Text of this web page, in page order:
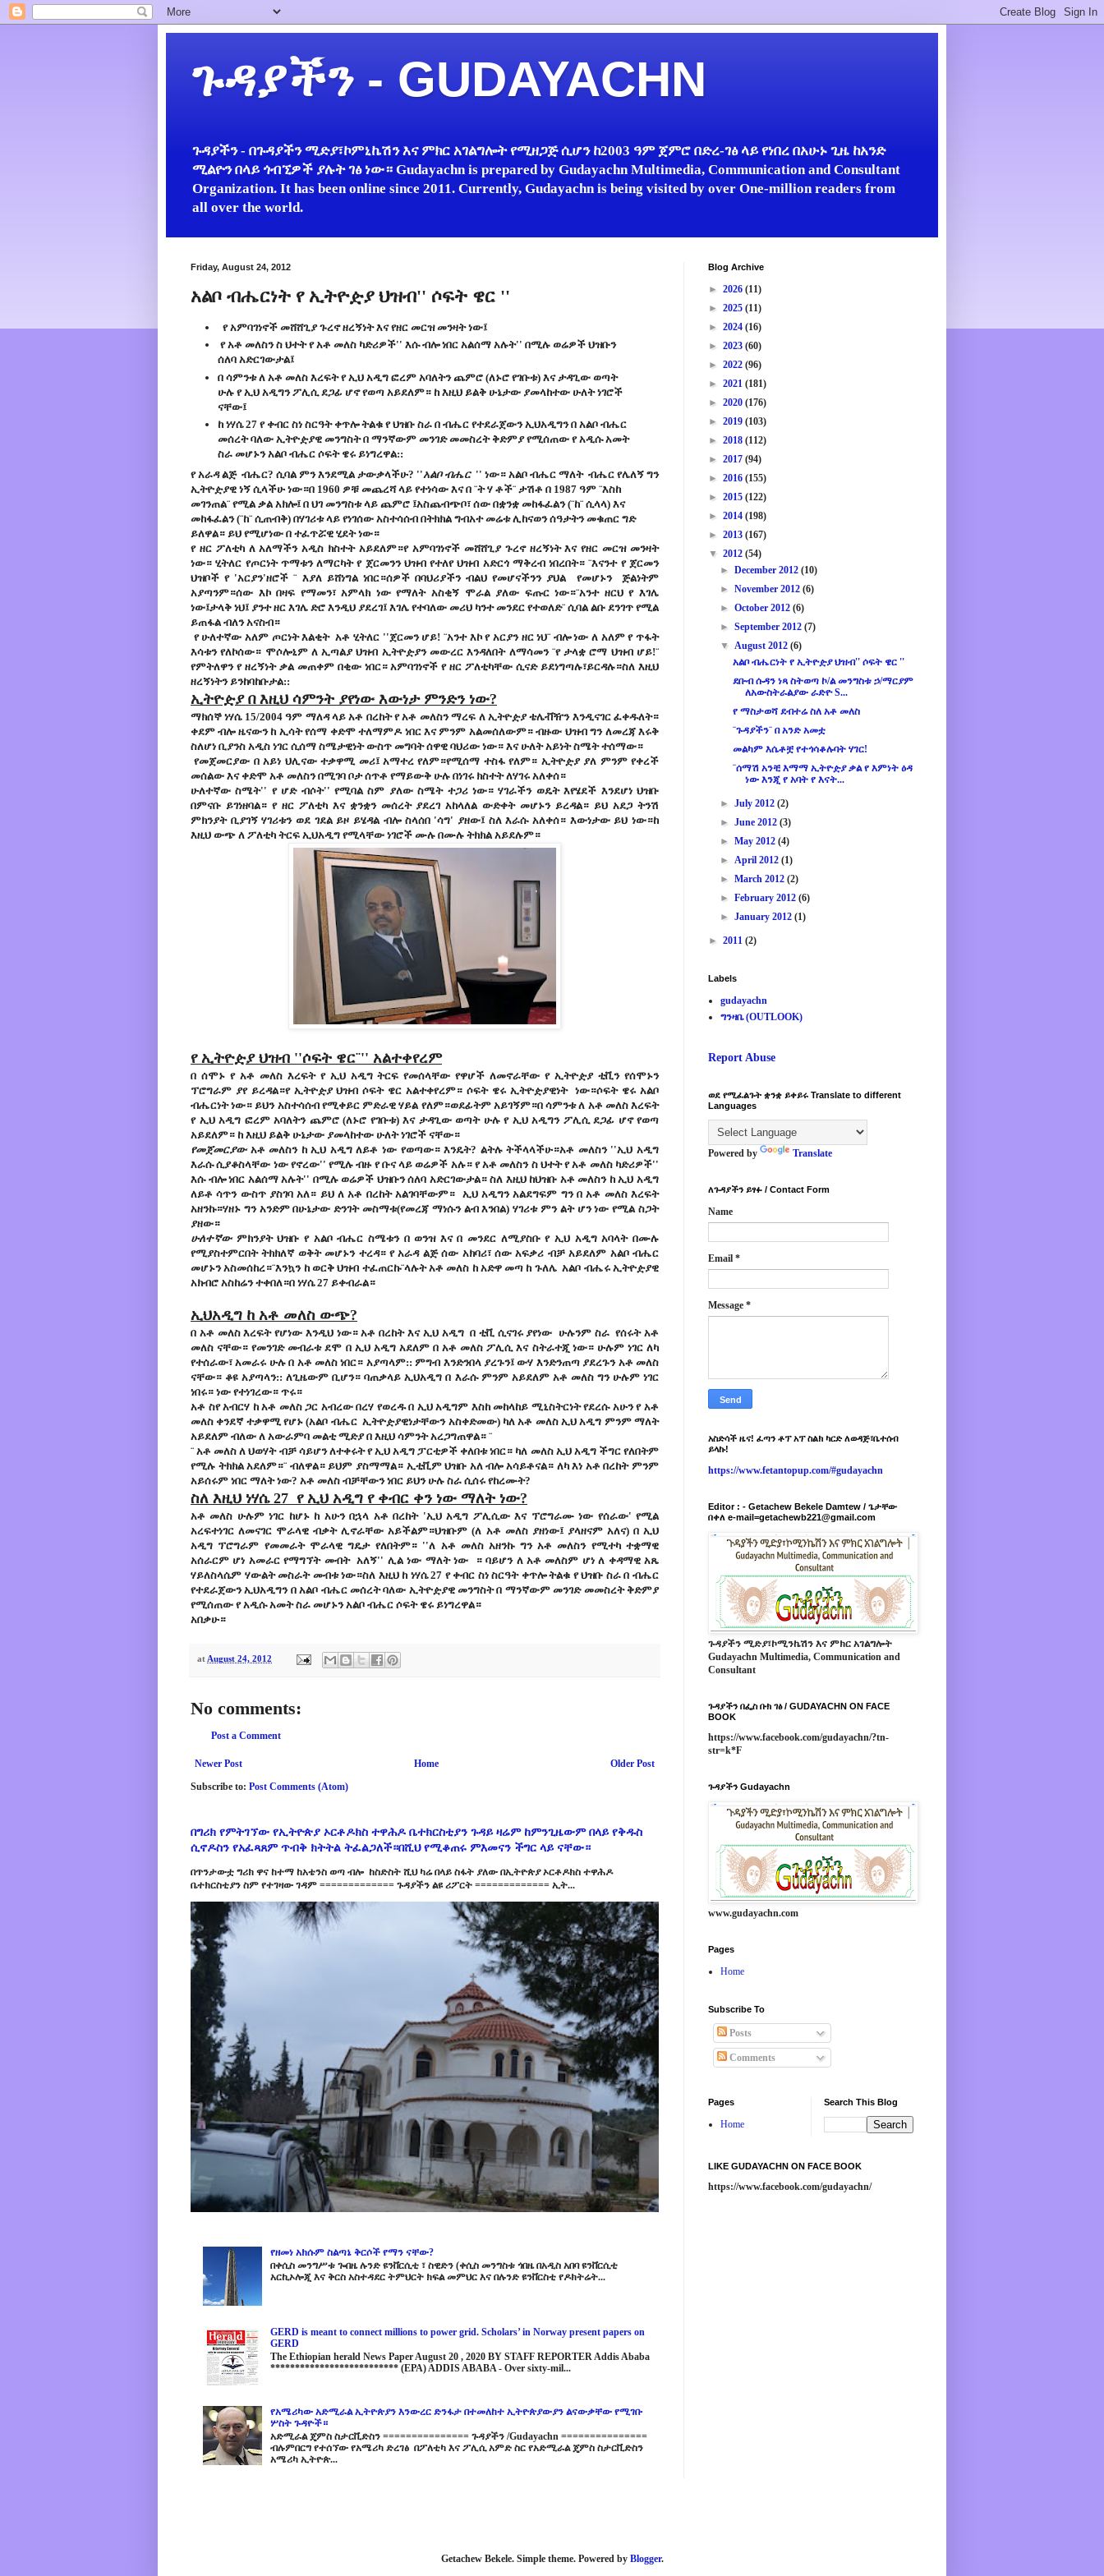
ጉዳያችን - GUDAYACHN
ጉዳያችን - በጉዳያችን ሚድያ፣ኮምኒኬሽን እና ምክር አገልግሎት የሚዘጋጅ ሲሆን ከ2003 ዓም ጀምሮ በድረ-ገፅ ላይ የነበረ በአሁኑ ጊዜ ከአንድ
ሚልዮን በላይ ጎብኚዎች ያሉት ገፅ ነው። Gudayachn is prepared by Gudayachn Multimedia, Communication and Consultant
Organization. It has been online since 2011. Currently, Gudayachn is being visited by over One-million readers from
all over the world.
Friday, August 24, 2012
አልቦ ብሔርነት የ ኢትዮዽያ ህዝብ'' ሶፍት ዌር ''
የ አምባገነኖች መሸሸጊያ ጉረኖ ዘረኝነት እና የዘር መርዝ መንዛት ነው፤
የ አቶ መለስን ስ ህተት የ አቶ መለስ ካድሪዎች'' እሱ ብሎ ነበር አልሰማ አሉት'' በሚሉ ወሬዎች ህዝቡን
ሰለባ አድርገውታል፤
በ ሳምንቱ ለ አቶ መለስ እረፍት የ ኢህ አዲግ ፎረም አባለትን ጨምሮ (ለኑሮ የገቡቱ) እና ታዳጊው ወጣት
ሁሉ የ ኢህ አዲግን ፖሊሲ ደጋፊ ሆኖ የወጣ አይደለም። ከ እዚህ ይልቅ ሁኔታው ያመላከተው ሁለት ነገሮች
ናቸው፤
ከ ነሃሴ 27 የ ቀብር ስነ ስርዓት ቀጥሎ ትልቁ የ ህዝቡ ስራ በ ብሔር የተደራጀውን ኢህአዲግን በ አልቦ ብሔር
መሰረት ባለው ኢትዮዽያዊ መንግስት በ ማንኛውም መንገድ መመስረት ቅድምያ የሚሰጠው የ አዲሱ አመት
ስራ መሆኑን አልቦ ብሔር ሶፍት ዌሩ ይነግረዋል::
የ አራዳ ልጅ ብሔር? ሲባል ምን እንደሚል ታውቃላችሁ? ''አልቦ ብሔር'' ነው። አልቦ ብሔር ማለት ብሔር የሌለኝ ግን
ኢትዮዽያዊ ነኝ ሲላችሁ ነው።በ 1960 ዎቹ መጨረሻ ላይ የተነሳው እና በ ¨ት ሃ ቶች¨ ታሽቶ በ 1987 ዓም ¨እስከ
መገንጠል¨ የሚል ቃል አክሎ፤ በ ህገ መንግስቱ ላይ ጨምሮ ፤አስጨብጭቦ፣ ሰው በቋንቋ መከፋፈልን (¨ከ¨ ሲላላ) እና
መከፋፈልን (¨ከ¨ ሲጠብቅ) በሃገሪቱ ላይ የነገሰው አስተሳሰብ በትክክል ግብአተ መሬቱ ሊከናወን ሰዓታትን መቁጠር ግድ
ይለዋል። ይህ የሚሆነው በ ተፈጥሯዊ ሂደት ነው።
የ ዘር ፖለቲካ ለ አለማችን አዲስ ክስተት አይደለም።የ አምባገነኖች መሸሸጊያ ጉረኖ ዘረኝነት እና የዘር መርዝ መንዛት
ነው። ሂትለር የጦርነት ጥማቱን ለማርካት የ ጀርመንን ህዝብ የተለየ ህዝብ አድርጎ ማቅረብ ነበረበት። ¨እናንተ የ ጀርመን
ህዝቦች የ 'አርያን'ዘሮች ¨ እያለ ይሸነግል ነበር።ሰዎች በባህሪያችን ብልህ የመሆናችንን ያህል የመሆኑን ጅልነትም
አያጣንም።ሰው እኮ በዛፍ የማመን፣ አምላክ ነው የማለት አስቂኝ ሞራል ያለው ፍጡር ነው።¨አንተ ዘርህ የ እገሌ
ነው፤ታላቅ ነህ፤ ያንተ ዘር እገሌ ድሮ እንዲህ ያደረገ፤ እገሌ የተባለው መሪህ ካንተ መንደር የተወለድ¨ ሲባል ልቡ ደንገጥ የሚል
ይጠፋል ብለን አናስብ።
የ ሁለተኛው አለም ጦርነት እልቂት አቶ ሂትለር ''ጀርመን ሆይ! ¨አንተ እኮ የ አርያን ዘር ነህ¨ ብሎ ነው ለ አለም የ ጥፋት
እሳቱን የለኮሰው። ሞሶሎኒም ለ ኢጣልያ ህዝብ ኢትዮዽያን መውረር እንዳለበት ለማሳመን ¨የ ታላቋ ሮማ ህዝብ ሆይ!¨
የምትለዋን የ ዘረኝነት ቃል መጠቀም በቂው ነበር። አምባገነኖች የ ዘር ፖለቲካቸው ሲናድ ይደነግጣሉ፣ይርዳሉ።ስለ እዚህ
ዘረኝነትን ይንከባከቡታል::
ኢትዮዽያ በ እዚህ ሳምንት ያየነው እውነታ ምንድን ነው?
ማክሰኞ ነሃሴ 15/2004 ዓም ማለዳ ላይ አቶ በረከት የ አቶ መለስን ማረፍ ለ ኢትዮዽያ ቴሌቭዥን እንዲናገር ፈቀዱለት።
ቀደም ብሎ ዜናውን ከ ኢሳት የሰማ ቀድሞ ተለማምዶ ነበር እና ምንም አልመሰለውም። ብዙው ህዝብ ግን ለመረጃ እሩቅ
ስለሆነ ቢያንስ አዲስ ነገር ሲሰማ ስሜታዊነት ውስጥ መግባት ሰዋዊ ባህሪው ነው። እና ሁለት አይነት ስሜት ተሰማው።
የመጀመርያው በ አይነ ህሊናው ተቃዋሚ መሪ፤ አማተረ የለም።የሚሰማ ተስፋ የለም። ኢትዮዽያ ያለ ምንም የቀረች
መሰልው እና ቀድሞ አቶ መለስን በሚገባ ቦታ ሰጥቶ የማይውቅ ሁሉ በነገሩ ክስተት ለሃገሩ አለቀሰ።
ሁለተኛው ስሜት'' የ ሆድ ብሶት'' የሚባል ስም ያለው ስሜት ተጋሪ ነው። ሃገራችን ወዴት እየሄደች እንደሆነ ህዝቡ
በምናቡ ይገነዘባል። የ ዘር ፖለቲካ እና ቋንቋን መሰረት ያደረገ አከላለል ውድቀት መሆኑን ይረዳል። ይህ አደጋ ትንሽ
ምክንያት ቢያገኝ ሃገሪቱን ወደ ገደል ይዞ ይሄዳል ብሎ ስላሰበ 'ሳግ' ያዘው፤ ስለ እራሱ አለቀሰ። እውነታው ይህ ነው።ከ
እዚህ ውጭ ለ ፖለቲካ ትርፍ ኢህአዲግ የሚላቸው ነገሮች ሙሉ በሙሉ ትክክል አይደሉም።
የ ኢትዮዽያ ህዝብ ''ሶፍት ዌር¨'' አልተቀየረም
በ ሰሞኑ የ አቶ መለስ እረፍት የ ኢህ አዲግ ትርፍ የመሰላቸው የዋሆች ለመኖራቸው የ ኢትዮዽያ ቲቪን የሰሞኑን
ፕሮግራም ያየ ይረዳል።የ ኢትዮዽያ ህዝብ ሶፍት ዌር አልተቀየረም። ሶፍት ዌሩ ኢትዮዽያዊነት ነው።ሶፍት ዌሩ አልቦ
ብሔርነት ነው። ይህን አስተሳሰብ የሚቀይር ምድራዊ ሃይል የለም።ወደፊትም አይገኝም።በ ሳምንቱ ለ አቶ መለስ እረፍት
የ ኢህ አዲግ ፎረም አባለትን ጨምሮ (ለኑሮ የገቡቱ) እና ታዳጊው ወጣት ሁሉ የ ኢህ አዲግን ፖሊሲ ደጋፊ ሆኖ የወጣ
አይደለም። ከ እዚህ ይልቅ ሁኔታው ያመላከተው ሁለት ነገሮች ናቸው።
የመጀመርያውአቶ መለስን ከ ኢህ አዲግ ለይቶ ነው የወጣው። እንዴት? ልትሉ ትችላላችሁ።አቶ መለስን ''ኢህ አዲግ
እራሱ ሲያቆስላቸው ነው የኖረው'' የሚሉ ብዙ የ ቡና ላይ ወሬዎች አሉ። የ አቶ መለስን ስ ህተት የ አቶ መለስ ካድሪዎች''
እሱ ብሎ ነበር አልሰማ አሉት'' በሚሉ ወሬዎች ህዝቡን ሰለባ አድርገውታል። ስለ እዚህ ከህዝቡ አቶ መለስን ከ ኢህ አዲግ
ለይቶ ሳጥን ውስጥ ያስገባ አለ። ይህ ለ አቶ በረከት አልገባቸውም። ኢህ አዲግን አልደግፍም ግን በ አቶ መለስ እረፍት
አዘንኩ።ሃዘኑ ግን አንድም በሁኔታው ድንገት መስማቱ(የመረጃ ማነሱን ልብ እንበል) ሃገሪቱ ምን ልት ሆን ነው የሚል ስጋት
ያዘው።
ሁለተኛውምክንያት ህዝቡ የ አልቦ ብሔር ስሜቱን በ ወንዝ እና በ መንደር ለሚያስቡ የ ኢህ አዲግ አባላት በሙሉ
የሚያስተምርበት ትክክለኛ ወቅት መሆኑን ተረዳ። የ አራዳ ልጅ ሰው አክባሪ፣ ሰው አፍቃሪ ብቻ አይደለም አልቦ ብሔር
መሆኑን አስመሰከረ።¨እንኳን ከ ወርቅ ህዝብ ተፈጠርኩ¨ላሉት አቶ መለስ ከ አድዋ መጣ ከ ጉለሌ አልቦ ብሔሩ ኢትዮዽያዊ
አክብሮ አስከሬን ተቀበለ።በ ነሃሴ 27 ይቀብራል።
ኢህአዲግ ከ አቶ መለስ ውጭ?
በ አቶ መለስ እረፍት የሆነው እንዲህ ነው። አቶ በረከት እና ኢህ አዲግ በ ቲቪ ሲናገሩ ያየነው ሁሉንም ስራ የሰሩት አቶ
መለስ ናቸው። የመንገድ መብራቱ ደሞ በ ኢህ አዲግ አደለም በ አቶ መለስ ፖሊሲ እና ስትራተጂ ነው። ሁሉም ነገር ለካ
የተሰራው፣ አመራሩ ሁሉ በ አቶ መለስ ነበር። አያጣላም:: ምግብ እንድንበላ ያረጉን፤ ውሃ እንድንጠጣ ያደረጉን አቶ መለስ
ናቸው። ቆዩ አያጣላን:: ለጊዜውም ቢሆን። ባጠቃላይ ኢህአዲግ በ እራሱ ምንም አይደለም አቶ መለስ ግን ሁሉም ነገር
ነበሩ። ነው የተነገረው። ጥሩ።
አቶ ስየ አብርሃ ከ አቶ መለስ ጋር አብረው በረሃ የወረዱ በ ኢህ አዲግም እስከ መከላከይ ሚኒስትርነት የደረሱ አሁን የ አቶ
መለስ ቀንደኛ ተቃዋሚ የሆኑ (አልቦ ብሔር ኢትዮዽያዊነታቸውን አስቀድመው) ካለ አቶ መለስ ኢህ አዲግ ምንም ማለት
አይደለም ብለው ለ አውራምባ መልቲ ሚድያ በ እዚህ ሳምንት አረጋግጠዋል። ¨
¨ አቶ መለስ ለ ህወሃት ብቻ ሳይሆን ለተቀሩት የ ኢህ አዲግ ፓርቲዎች ቀለበቱ ነበር። ካለ መለስ ኢህ አዲግ ችግር የለበትም
የሚሉ ትክክል አደለም።¨ ብለዋል። ይህም ያስማማል። ኢቲቪም ህዝቡ አለ ብሎ አሳይቶናል። ለካ እነ አቶ በረከት ምንም
አይሰሩም ነበር ማለት ነው? አቶ መለስ ብቻቸውን ነበር ይህን ሁሉ ስራ ሲሰሩ የከረሙት?
ስለ እዚህ ነሃሴ 27 የ ኢህ አዲግ የ ቀብር ቀን ነው ማለት ነው?
አቶ መለስ ሁሉም ነገር ከሆኑ ከ አሁን በኋላ አቶ በረከት 'ኢህ አዲግ ፖሊሲው እና ፕሮግራሙ ነው የሰራው' የሚል
አረፍተነገር ለመናገር ሞራላዊ ብቃት ሊኖራቸው አይችልም።ህዝቡም (ለ አቶ መለስ ያዘነው፤ ያላዘናም አለና) በ ኢህ
አዲግ ፕሮግራም የመመራት ሞራላዊ ግዴታ የለበትም። ''ለ አቶ መለስ አዘንኩ ግን አቶ መለስን የሚተካ ተቋማዊ
አሰራርም ሆነ አመራር የማግኘት መብት አለኝ'' ሊል ነው ማለት ነው ። ባይሆን ለ አቶ መለስም ሆነ ለ ቀዳማዊ አጼ
ሃይለስላሴም ሃውልት መስራት መብቱ ነው።ስለ እዚህ ከ ነሃሴ 27 የ ቀብር ስነ ስርዓት ቀጥሎ ትልቁ የ ህዝቡ ስራ በ ብሔር
የተደራጀውን ኢህአዲግን በ አልቦ ብሔር መሰረት ባለው ኢትዮዽያዊ መንግስት በ ማንኛውም መንገድ መመስረት ቅድምያ
የሚሰጠው የ አዲሱ አመት ስራ መሆኑን አልቦ ብሔር ሶፍት ዌሩ ይነግረዋል።
አበቃሁ።
at August 24, 2012
No comments:
Post a Comment
Newer Post Older Post
Home
Subscribe to: Post Comments (Atom)
በግሪክ የምትገኘው የኢትዮጵያ ኦርቶዶክስ ተዋሕዶ ቤተክርስቲያን ጉዳይ ዛሬም ከምንጊዜውም በላይ የቅዱስ
ሲኖዶስን የአፈጻጸም ጥብቅ ክትትል ትፈልጋለች።በሺህ የሚቆጠሩ ምእመናን ችግር ላይ ናቸው።
በጥንታውቷ ግሪክ ዋና ከተማ ከአቴንስ ወጣ ብሎ ከስድስት ሺህ ካሬ በላይ ስፋት ያለው በኢትዮጵያ ኦርቶዶክስ ተዋሕዶ
ቤተክርስቲያን ስም የተገዛው ገዳም ============= ጉዳያችን ልዩ ሪፖርት ============= ኢት...
የዘመነ አክሱም ስልጣኔ ቅርሶች የማን ናቸው?
በቀሲስ መንግሥቱ ጐበዜ ሉንድ ዩንቨርሲቲ ፣ ስዊድን (ቀሲስ መንግስቱ ጎበዜ በአዲስ አበባ ዩንቨርሲቲ
አርኪኦሎጂ እና ቅርስ አስተዳደር ትምህርት ክፍል መምህር እና በሉንድ ዩንቨርስቲ የዶክትሬት...
GERD is meant to connect millions to power grid. Scholars’ in Norway present papers on
GERD
The Ethiopian herald News Paper August 20 , 2020 BY STAFF REPORTER Addis Ababa
************************** (EPA) ADDIS ABABA - Over sixty-mil...
የአሜሪካው አድሚራል ኢትዮጵያን እንውረር ድንፋታ በተመለከተ ኢትዮጵያውያን ልናውቃቸው የሚገቡ
ሦስት ጉዳዮች።
አድሚራል ጄምስ ስታርቪድስን =============== ጉዳያችን /Gudayachn ===============
ብሉምበርግ የተሰኘው የአሜሪካ ድረገፅ በፖለቲካ እና ፖሊሲ አምድ ስር የአድሚራል ጄምስ ስታርቪድስን
አሜሪካ ኢትዮጵ...
Blog Archive
► 2026 (11)
► 2025 (11)
► 2024 (16)
► 2023 (60)
► 2022 (96)
► 2021 (181)
► 2020 (176)
► 2019 (103)
► 2018 (112)
► 2017 (94)
► 2016 (155)
► 2015 (122)
► 2014 (198)
► 2013 (167)
▼ 2012 (54)
►December 2012(10)
►November 2012(6)
►October 2012(6)
►September 2012(7)
▼August 2012(6)
አልቦ ብሔርነት የ ኢትዮዽያ ህዝብ'' ሶፍት ዌር ''
ደቡብ ሱዳን ነጻ ስትወጣ ኮ/ል መንግስቱ ኃ/ማርያም
ለአውስትራልያው ራድዮ S...
የ ማስታወሻ ደብተሬ ስለ አቶ መለስ
¨ጉዳያችን¨ በ አንድ አመቷ
መልካም እሴቶቿ የተጎሳቆሉባት ሃገር!
¨ሰማሽ አንቺ እማማ ኢትዮዽያ ቃል የ እምነት ዕዳ
ነው እንጂ የ አባት የ እናት...
►July 2012(2)
►June 2012(3)
►May 2012(4)
►April 2012(1)
►March 2012(2)
►February 2012(6)
►January 2012(1)
► 2011 (2)
Labels
gudayachn
ግንዛቤ (OUTLOOK)
Report Abuse
ወደ የሚፈልጉት ቋንቋ ይቀይሩ Translate to different
Languages
Powered by Translate
ለጉዳያችን ይፃፉ / Contact Form
Name
Email *
Message *
አስድሳች ዜና! ፈጣን ቶፕ አፕ ስልክ ካርድ ለወዳጅ፣ቤተሰብ
ይላኩ!
https://www.fetantopup.com/#gudayachn
Editor : - Getachew Bekele Damtew / ጌታቸው
በቀለ e-mail=getachewb221@gmail.com
ጉዳያችን ሚድያ፣ኮሚንኬሽን እና ምክር አገልግሎት
Gudayachn Multimedia, Communication and
Consultant
ጉዳያችን በፌስ ቡክ ገፅ / GUDAYACHN ON FACE
BOOK
https://www.facebook.com/gudayachn/?tn-
str=k*F
ጉዳያችን Gudayachn
www.gudayachn.com
Pages
Home
Subscribe To
Posts
Comments
Pages
Home
Search This Blog
LIKE GUDAYACHN ON FACE BOOK
https://www.facebook.com/gudayachn/
Getachew Bekele. Simple theme. Powered by Blogger.